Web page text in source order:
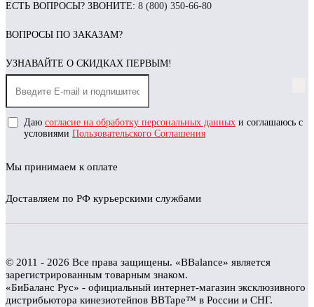
ЕСТЬ ВОПРОСЫ? ЗВОНИТЕ: 8 (800) 350-66-80
ВОПРОСЫ ПО ЗАКАЗАМ?
УЗНАВАЙТЕ О СКИДКАХ ПЕРВЫМ!
Даю согласие на обработку персональных данных и соглашаюсь с
условиями Пользовательского Соглашения
Мы принимаем к оплате
Доставляем по РФ курьерскими службами
© 2011 - 2026 Все права защищены. «BBalance» является
зарегистрированным товарным знаком.
«БиБаланс Рус» - официальный интернет-магазин эксклюзивного
дистрибьютора кинезиотейпов BBTape™ в России и СНГ.